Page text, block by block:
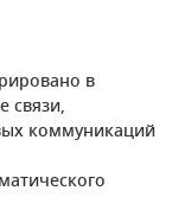
в
связи,
коммуникаций